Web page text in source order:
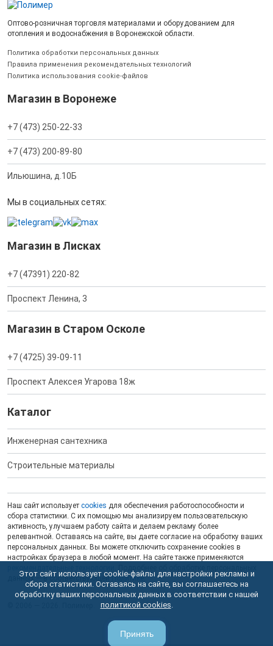
Оптово-розничная торговля материалами и оборудованием для
отопления и водоснабжения в Воронежской области.
Политика обработки персональных данных
Правила применения рекомендательных технологий
Политика использования cookie-файлов
Магазин в Воронеже
+7 (473) 250-22-33
+7 (473) 200-89-80
Ильюшина, д.10Б
Мы в социальных сетях:
Магазин в Лисках
+7 (47391) 220-82
Проспект Ленина, 3
Магазин в Старом Осколе
+7 (4725) 39-09-11
Проспект Алексея Угарова 18ж
Каталог
Инженерная сантехника
Строительные материалы
Наш сайт использует cookies для обеспечения работоспособности и
сбора статистики. С их помощью мы анализируем пользовательскую
активность, улучшаем работу сайта и делаем рекламу более
релевантной. Оставаясь на сайте, вы даете согласие на обработку ваших
персональных данных. Вы можете отключить сохранение cookies в
настройках браузера в любой момент. На сайте также применяются
данных — в соответствующейПолитике.
Этот сайт использует cookie-файлы для настройки рекламы и
сбора статистики. Оставаясь на сайте, вы соглашаетесь на
обработку ваших персональных данных в соответствии с нашей
политикой cookies.
Принять